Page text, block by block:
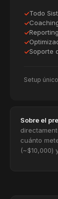
Todo
Soporte
Setup
Sobre el
cuánto
(~$10,000)